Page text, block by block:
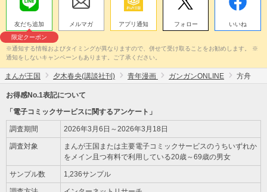
友だち追加
限定クーポン
メルマガ アプリ通知 フォロー いいね
※通知する情報およびタイミングが異なりますので、併せて受け取ることをお勧めします。 ※
通知をしないキャンペーンもあります。ご了承ください。
まんが王国 夕木春央(講談社刊) 青年漫画 ガンガンONLINE 方舟
お得感No.1表記について
「電子コミックサービスに関するアンケート」
調査期間 2026年3月6日～2026年3月18日
調査対象
まんが王国または主要電子コミックサービスのうちいずれか
をメイン且つ有料で利用している20歳～69歳の男女
サンプル数 1,236サンプル